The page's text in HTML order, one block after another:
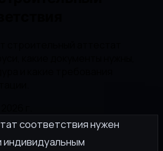
соответствия нужен